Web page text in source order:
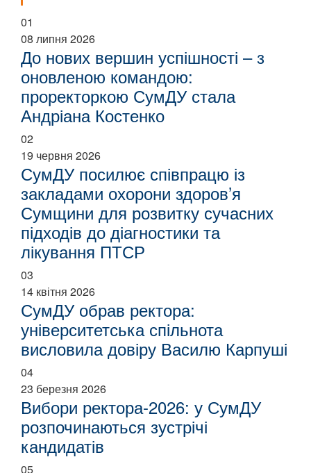
01
08 липня 2026
До нових вершин успішності – з
оновленою командою:
проректоркою СумДУ стала
Андріана Костенко
02
19 червня 2026
СумДУ посилює співпрацю із
закладами охорони здоров’я
Сумщини для розвитку сучасних
підходів до діагностики та
лікування ПТСР
03
14 квітня 2026
СумДУ обрав ректора:
університетська спільнота
висловила довіру Василю Карпуші
04
23 березня 2026
Вибори ректора-2026: у СумДУ
розпочинаються зустрічі
кандидатів
05